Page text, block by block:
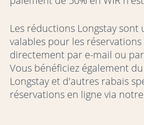
Les réductions Longstay
valables pour les
directement par e-mail ou
Vous bénéficiez également
Longstay et d'autres rabais
réservations en ligne via